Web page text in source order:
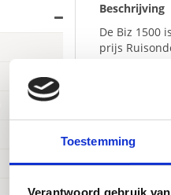
Toestemming
Beschrijving
De Biz 1500
prijs